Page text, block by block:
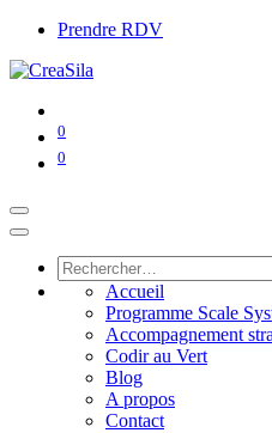
Prendre RDV
0
0
Accueil
Programme Scale
Accompagnement
Codir au Vert
Blog
A propos
Contact